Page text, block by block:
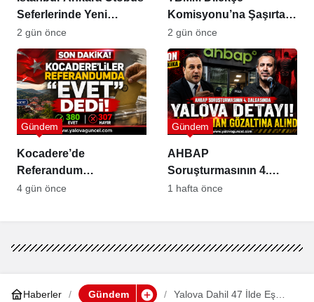
Seferlerinde Yeni
Dönem
2 gün önce
Komisyonu’na Şaşırtan
Öneriler
2 gün önce
Kocadere’de
Referandum
Sonuçlandı: Sandıktan
Gündem
4 gün önce
AHBAP
Soruşturmasının 4.
Dalgasında Yalova
Gündem
1 hafta önce
Haberler Gündem
Yalova Dahil 47 İlde Eş